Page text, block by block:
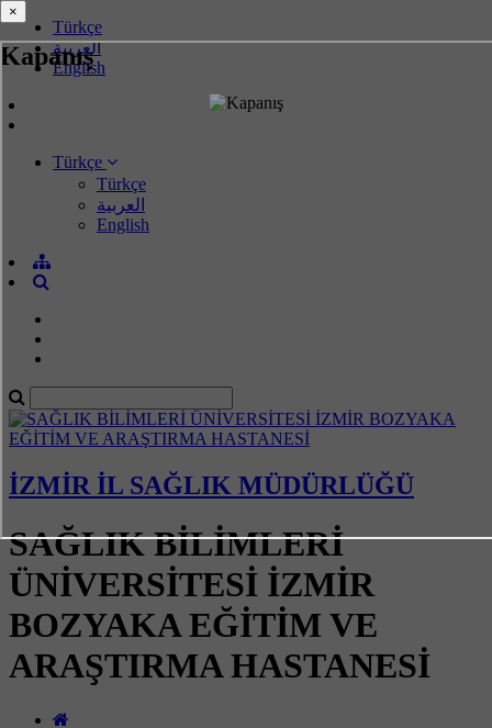
Kapanış
Türkçe
العربية
English
Türkçe
Türkçe
العربية
English
İZMİR İL SAĞLIK MÜDÜRLÜĞÜ
SAĞLIK BİLİMLERİ
ÜNİVERSİTESİ İZMİR
BOZYAKA EĞİTİM VE
ARAŞTIRMA HASTANESİ
×